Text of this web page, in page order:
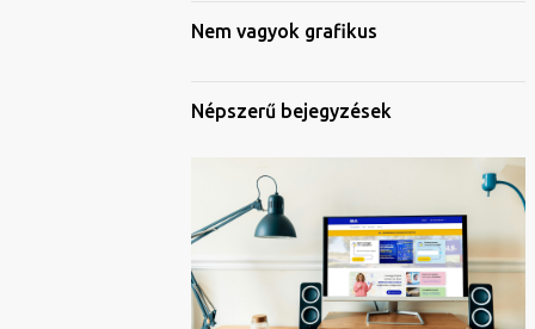
Nem vagyok grafikus
Népszerű bejegyzések